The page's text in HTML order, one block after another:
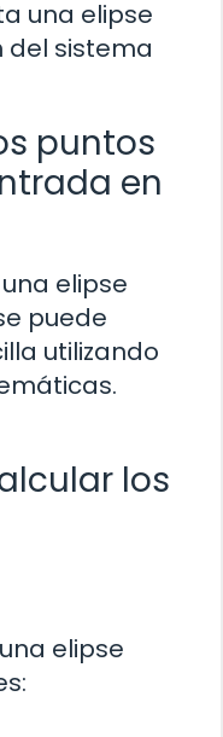
una elipse
del sistema
puntos
en
elipse
puede
utilizando
los
elipse